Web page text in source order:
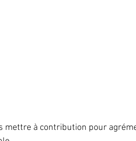
mettre à contribution pour